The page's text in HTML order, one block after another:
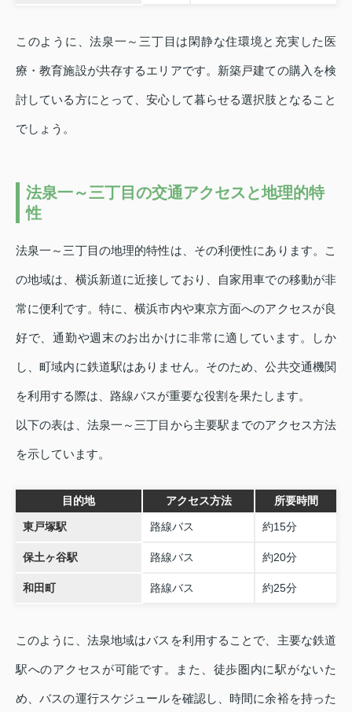
このように、法泉一～三丁目は閑静な住環境と充実した医
療・教育施設が共存するエリアです。新築戸建ての購入を検
討している方にとって、安心して暮らせる選択肢となること
でしょう。
法泉一～三丁目の交通アクセスと地理的特
性
法泉一～三丁目の地理的特性は、その利便性にあります。こ
の地域は、横浜新道に近接しており、自家用車での移動が非
常に便利です。特に、横浜市内や東京方面へのアクセスが良
好で、通勤や週末のお出かけに非常に適しています。しか
し、町域内に鉄道駅はありません。そのため、公共交通機関
を利用する際は、路線バスが重要な役割を果たします。
以下の表は、法泉一～三丁目から主要駅までのアクセス方法
を示しています。
目的地 アクセス方法 所要時間
東戸塚駅 路線バス 約15分
保土ヶ谷駅 路線バス 約20分
和田町 路線バス 約25分
このように、法泉地域はバスを利用することで、主要な鉄道
駅へのアクセスが可能です。また、徒歩圏内に駅がないた
め、バスの運行スケジュールを確認し、時間に余裕を持った